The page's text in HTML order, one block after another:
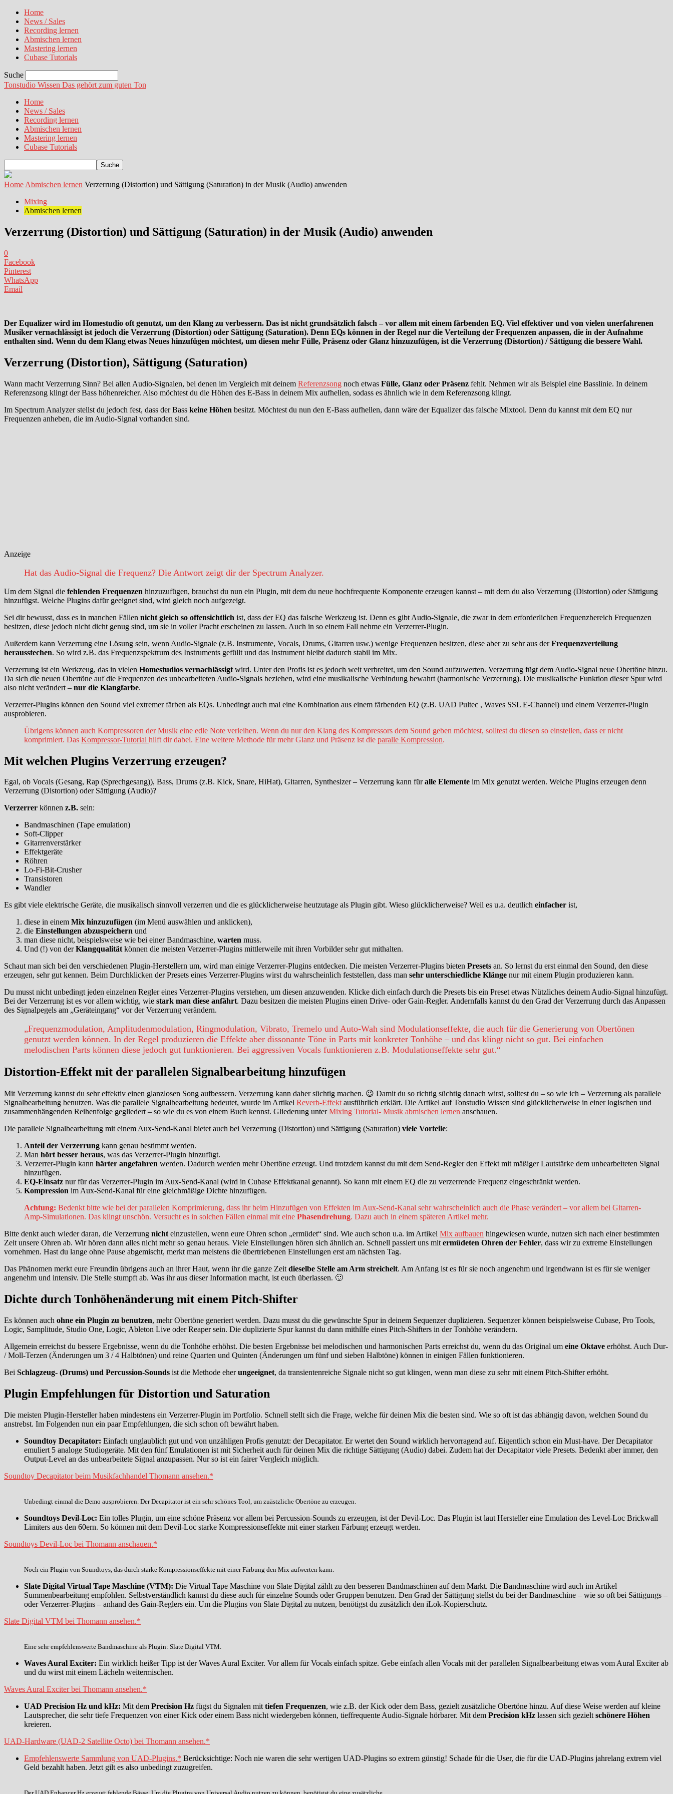
Home
News / Sales
Recording lernen
Abmischen lernen
Mastering lernen
Cubase Tutorials
Suche
Tonstudio Wissen Das gehört zum guten Ton
Home
News / Sales
Recording lernen
Abmischen lernen
Mastering lernen
Cubase Tutorials
Home Abmischen lernen Verzerrung (Distortion) und Sättigung (Saturation) in der Musik (Audio) anwenden
Mixing
Abmischen lernen
Verzerrung (Distortion) und Sättigung (Saturation) in der Musik (Audio) anwenden
0
Facebook
Pinterest
WhatsApp
Email
Der Equalizer wird im Homestudio oft genutzt, um den Klang zu verbessern. Das ist nicht grundsätzlich falsch – vor allem mit einem färbenden EQ. Viel effektiver und von vielen unerfahrenen
Musiker vernachlässigt ist jedoch die Verzerrung (Distortion) oder Sättigung (Saturation). Denn EQs können in der Regel nur die Verteilung der Frequenzen anpassen, die in der Aufnahme
enthalten sind. Wenn du dem Klang etwas Neues hinzufügen möchtest, um diesen mehr Fülle, Präsenz oder Glanz hinzuzufügen, ist die Verzerrung (Distortion) / Sättigung die bessere Wahl.
Verzerrung (Distortion), Sättigung (Saturation)
Wann macht Verzerrung Sinn? Bei allen Audio-Signalen, bei denen im Vergleich mit deinem Referenzsong noch etwas Fülle, Glanz oder Präsenz fehlt. Nehmen wir als Beispiel eine Basslinie. In deinem
Referenzsong klingt der Bass höhenreicher. Also möchtest du die Höhen des E-Bass in deinem Mix aufhellen, sodass es ähnlich wie in dem Referenzsong klingt.
Im Spectrum Analyzer stellst du jedoch fest, dass der Bass keine Höhen besitzt. Möchtest du nun den E-Bass aufhellen, dann wäre der Equalizer das falsche Mixtool. Denn du kannst mit dem EQ nur
Frequenzen anheben, die im Audio-Signal vorhanden sind.
Anzeige
Hat das Audio-Signal die Frequenz? Die Antwort zeigt dir der Spectrum Analyzer.
Um dem Signal die fehlenden Frequenzen hinzuzufügen, brauchst du nun ein Plugin, mit dem du neue hochfrequente Komponente erzeugen kannst – mit dem du also Verzerrung (Distortion) oder Sättigung
hinzufügst. Welche Plugins dafür geeignet sind, wird gleich noch aufgezeigt.
Sei dir bewusst, dass es in manchen Fällen nicht gleich so offensichtlich ist, dass der EQ das falsche Werkzeug ist. Denn es gibt Audio-Signale, die zwar in dem erforderlichen Frequenzbereich Frequenzen
besitzen, diese jedoch nicht dicht genug sind, um sie in voller Pracht erscheinen zu lassen. Auch in so einem Fall nehme ein Verzerrer-Plugin.
Außerdem kann Verzerrung eine Lösung sein, wenn Audio-Signale (z.B. Instrumente, Vocals, Drums, Gitarren usw.) wenige Frequenzen besitzen, diese aber zu sehr aus derFrequenzverteilung
herausstechen. So wird z.B. das Frequenzspektrum des Instruments gefüllt und das Instrument bleibt dadurch stabil im Mix.
Verzerrung ist ein Werkzeug, das in vielen Homestudios vernachlässigt wird. Unter den Profis ist es jedoch weit verbreitet, um den Sound aufzuwerten. Verzerrung fügt dem Audio-Signal neue Obertöne hinzu.
Da sich die neuen Obertöne auf die Frequenzen des unbearbeiteten Audio-Signals beziehen, wird eine musikalische Verbindung bewahrt (harmonische Verzerrung). Die musikalische Funktion dieser Spur wird
also nicht verändert – nur die Klangfarbe.
Verzerrer-Plugins können den Sound viel extremer färben als EQs. Unbedingt auch mal eine Kombination aus einem färbenden EQ (z.B. UAD Pultec , Waves SSL E-Channel) und einem Verzerrer-Plugin
ausprobieren.
Übrigens können auch Kompressoren der Musik eine edle Note verleihen. Wenn du nur den Klang des Kompressors dem Sound geben möchtest, solltest du diesen so einstellen, dass er nicht
komprimiert. Das Kompressor-Tutorial hilft dir dabei. Eine weitere Methode für mehr Glanz und Präsenz ist die paralle Kompression.
Mit welchen Plugins Verzerrung erzeugen?
Egal, ob Vocals (Gesang, Rap (Sprechgesang)), Bass, Drums (z.B. Kick, Snare, HiHat), Gitarren, Synthesizer – Verzerrung kann füralle Elemente im Mix genutzt werden. Welche Plugins erzeugen denn
Verzerrung (Distortion) oder Sättigung (Audio)?
Verzerrer können z.B. sein:
Bandmaschinen (Tape emulation)
Soft-Clipper
Gitarrenverstärker
Effektgeräte
Röhren
Lo-Fi-Bit-Crusher
Transistoren
Wandler
Es gibt viele elektrische Geräte, die musikalisch sinnvoll verzerren und die es glücklicherweise heutzutage als Plugin gibt. Wieso glücklicherweise? Weil es u.a. deutlich einfacher ist,
diese in einem Mix hinzuzufügen (im Menü auswählen und anklicken),
die Einstellungen abzuspeichern und
man diese nicht, beispielsweise wie bei einer Bandmaschine, warten muss.
Und (!) von derKlangqualitätkönnen die meisten Verzerrer-Plugins mittlerweile mit ihren Vorbilder sehr gut mithalten.
Schaut man sich bei den verschiedenen Plugin-Herstellern um, wird man einige Verzerrer-Plugins entdecken. Die meisten Verzerrer-Plugins bieten Presets an. So lernst du erst einmal den Sound, den diese
erzeugen, sehr gut kennen. Beim Durchklicken der Presets eines Verzerrer-Plugins wirst du wahrscheinlich feststellen, dass man sehr unterschiedliche Klänge nur mit einem Plugin produzieren kann.
Du musst nicht unbedingt jeden einzelnen Regler eines Verzerrer-Plugins verstehen, um diesen anzuwenden. Klicke dich einfach durch die Presets bis ein Preset etwas Nützliches deinem Audio-Signal hinzufügt.
Bei der Verzerrung ist es vor allem wichtig, wie stark man diese anfährt. Dazu besitzen die meisten Plugins einen Drive- oder Gain-Regler. Andernfalls kannst du den Grad der Verzerrung durch das Anpassen
des Signalpegels am „Geräteingang“ vor der Verzerrung verändern.
„Frequenzmodulation, Amplitudenmodulation, Ringmodulation, Vibrato, Tremelo und Auto-Wah sind Modulationseffekte, die auch für die Generierung von Obertönen
genutzt werden können. In der Regel produzieren die Effekte aber dissonante Töne in Parts mit konkreter Tonhöhe – und das klingt nicht so gut. Bei einfachen
melodischen Parts können diese jedoch gut funktionieren. Bei aggressiven Vocals funktionieren z.B. Modulationseffekte sehr gut.“
Distortion-Effekt mit der parallelen Signalbearbeitung hinzufügen
Mit Verzerrung kannst du sehr effektiv einen glanzlosen Song aufbessern. Verzerrung kann daher süchtig machen. 😉 Damit du so richtig süchtig danach wirst, solltest du – so wie ich – Verzerrung als parallele
Signalbearbeitung benutzen. Was die parallele Signalbearbeitung bedeutet, wurde im Artikel Reverb-Effekt ausführlich erklärt. Die Artikel auf Tonstudio Wissen sind glücklicherweise in einer logischen und
zusammenhängenden Reihenfolge gegliedert – so wie du es von einem Buch kennst. Gliederung unterMixing Tutorial- Musik abmischen lernen anschauen.
Die parallele Signalbearbeitung mit einem Aux-Send-Kanal bietet auch bei Verzerrung (Distortion) und Sättigung (Saturation) viele Vorteile:
Anteil der Verzerrung kann genau bestimmt werden.
Man hört besser heraus, was das Verzerrer-Plugin hinzufügt.
Verzerrer-Plugin kann härter angefahren werden. Dadurch werden mehr Obertöne erzeugt. Und trotzdem kannst du mit dem Send-Regler den Effekt mit mäßiger Lautstärke dem unbearbeiteten Signal
hinzufügen.
EQ-Einsatz nur für das Verzerrer-Plugin im Aux-Send-Kanal (wird in Cubase Effektkanal genannt). So kann mit einem EQ die zu verzerrende Frequenz eingeschränkt werden.
Kompression im Aux-Send-Kanal für eine gleichmäßige Dichte hinzufügen.
Achtung: Bedenkt bitte wie bei der parallelen Komprimierung, dass ihr beim Hinzufügen von Effekten im Aux-Send-Kanal sehr wahrscheinlich auch die Phase verändert – vor allem bei Gitarren-
Amp-Simulationen. Das klingt unschön. Versucht es in solchen Fällen einmal mit eine Phasendrehung. Dazu auch in einem späteren Artikel mehr.
Bitte denkt auch wieder daran, die Verzerrung nicht einzustellen, wenn eure Ohren schon „ermüdet“ sind. Wie auch schon u.a. im Artikel Mix aufbauen hingewiesen wurde, nutzen sich nach einer bestimmten
Zeit unsere Ohren ab. Wir hören dann alles nicht mehr so genau heraus. Viele Einstellungen hören sich ähnlich an. Schnell passiert uns mit ermüdeten Ohren der Fehler, dass wir zu extreme Einstellungen
vornehmen. Hast du lange ohne Pause abgemischt, merkt man meistens die übertriebenen Einstellungen erst am nächsten Tag.
Das Phänomen merkt eure Freundin übrigens auch an ihrer Haut, wenn ihr die ganze Zeit dieselbe Stelle am Arm streichelt. Am Anfang ist es für sie noch angenehm und irgendwann ist es für sie weniger
angenehm und intensiv. Die Stelle stumpft ab. Was ihr aus dieser Information macht, ist euch überlassen. 🙂
Dichte durch Tonhöhenänderung mit einem Pitch-Shifter
Es können auch ohne ein Plugin zu benutzen, mehr Obertöne generiert werden. Dazu musst du die gewünschte Spur in deinem Sequenzer duplizieren. Sequenzer können beispielsweise Cubase, Pro Tools,
Logic, Samplitude, Studio One, Logic, Ableton Live oder Reaper sein. Die duplizierte Spur kannst du dann mithilfe eines Pitch-Shifters in der Tonhöhe verändern.
Allgemein erreichst du bessere Ergebnisse, wenn du die Tonhöhe erhöhst. Die besten Ergebnisse bei melodischen und harmonischen Parts erreichst du, wenn du das Original um eine Oktave erhöhst. Auch Dur-
/ Moll-Terzen (Änderungen um 3 / 4 Halbtönen) und reine Quarten und Quinten (Änderungen um fünf und sieben Halbtöne) können in einigen Fällen funktionieren.
Bei Schlagzeug- (Drums) und Percussion-Sounds ist die Methode eherungeeignet, da transientenreiche Signale nicht so gut klingen, wenn man diese zu sehr mit einem Pitch-Shifter erhöht.
Plugin Empfehlungen für Distortion und Saturation
Die meisten Plugin-Hersteller haben mindestens ein Verzerrer-Plugin im Portfolio. Schnell stellt sich die Frage, welche für deinen Mix die besten sind. Wie so oft ist das abhängig davon, welchen Sound du
anstrebst. Im Folgenden nun ein paar Empfehlungen, die sich schon oft bewährt haben.
Soundtoy Decapitator: Einfach unglaublich gut und von unzähligen Profis genutzt: der Decapitator. Er wertet den Sound wirklich hervorragend auf. Eigentlich schon ein Must-have. Der Decapitator
emuliert 5 analoge Studiogeräte. Mit den fünf Emulationen ist mit Sicherheit auch für deinen Mix die richtige Sättigung (Audio) dabei. Zudem hat der Decapitator viele Presets. Bedenkt aber immer, den
Output-Level an das unbearbeitete Signal anzupassen. Nur so ist ein fairer Vergleich möglich.
Soundtoy Decapitator beim Musikfachhandel Thomann ansehen.*
Unbedingt einmal die Demo ausprobieren. Der Decapitator ist ein sehr schönes Tool, um zuästzliche Obertöne zu erzeugen.
Soundtoys Devil-Loc: Ein tolles Plugin, um eine schöne Präsenz vor allem bei Percussion-Sounds zu erzeugen, ist der Devil-Loc. Das Plugin ist laut Hersteller eine Emulation des Level-Loc Brickwall
Limiters aus den 60ern. So können mit dem Devil-Loc starke Kompressionseffekte mit einer starken Färbung erzeugt werden.
Soundtoys Devil-Loc bei Thomann anschauen.*
Noch ein Plugin von Soundtoys, das durch starke Kompressionseffekte mit einer Färbung den Mix aufwerten kann.
Slate Digital Virtual Tape Maschine (VTM): Die Virtual Tape Maschine von Slate Digital zählt zu den besseren Bandmaschinen auf dem Markt. Die Bandmaschine wird auch im Artikel
Summenbearbeitung empfohlen. Selbstverständlich kannst du diese auch für einzelne Sounds oder Gruppen benutzen. Den Grad der Sättigung stellst du bei der Bandmaschine – wie so oft bei Sättigungs –
oder Verzerrer-Plugins – anhand des Gain-Reglers ein. Um die Plugins von Slate Digital zu nutzen, benötigst du zusätzlich den iLok-Kopierschutz.
Slate Digital VTM bei Thomann ansehen.*
Eine sehr empfehlenswerte Bandmaschine als Plugin: Slate Digital VTM.
Waves Aural Exciter: Ein wirklich heißer Tipp ist der Waves Aural Exciter. Vor allem für Vocals einfach spitze. Gebe einfach allen Vocals mit der parallelen Signalbearbeitung etwas vom Aural Exciter ab
und du wirst mit einem Lächeln weitermischen.
Waves Aural Exciter bei Thomann ansehen.*
UAD Precision Hz und kHz: Mit dem Precision Hz fügst du Signalen mit tiefen Frequenzen, wie z.B. der Kick oder dem Bass, gezielt zusätzliche Obertöne hinzu. Auf diese Weise werden auf kleine
Lautsprecher, die sehr tiefe Frequenzen von einer Kick oder einem Bass nicht wiedergeben können, tieffrequente Audio-Signale hörbarer. Mit dem Precision kHz lassen sich gezielt schönere Höhen
kreieren.
UAD-Hardware (UAD-2 Satellite Octo) bei Thomann ansehen.*
Empfehlenswerte Sammlung von UAD-Plugins.* Berücksichtige: Noch nie waren die sehr wertigen UAD-Plugins so extrem günstig! Schade für die User, die für die UAD-Plugins jahrelang extrem viel
Geld bezahlt haben. Jetzt gilt es also unbedingt zuzugreifen.